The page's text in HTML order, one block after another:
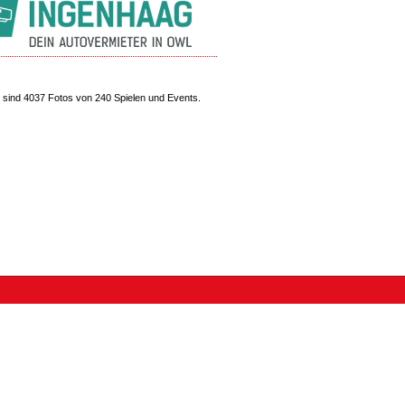
sind 4037 Fotos von 240 Spielen und Events.